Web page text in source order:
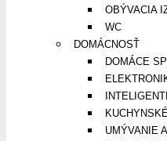
OBÝVACIA
WC
DOMÁCNOSŤ
DOMÁCE
UMÝVANIE